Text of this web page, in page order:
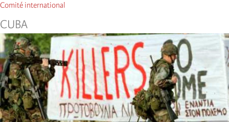
Comité international
CUBA